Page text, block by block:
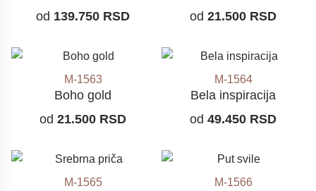
od 139.750 RSD
od 21.500 RSD
M-1563
Boho gold
od 21.500 RSD
M-1564
Bela inspiracija
od 49.450 RSD
M-1565 M-1566